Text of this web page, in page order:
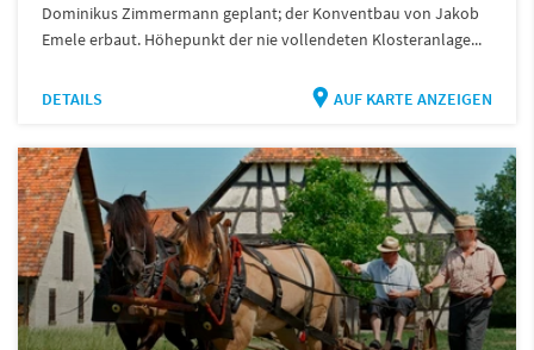
Dominikus Zimmermann geplant; der Konventbau von Jakob
Emele erbaut. Höhepunkt der nie vollendeten Klosteranlage...
DETAILS AUF KARTE ANZEIGEN